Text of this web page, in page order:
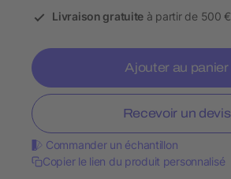
Livraison gratuite à partir de 500 €
Ajouter au panier
Recevoir un devis
Commander un échantillon
Copier le lien du produit personnalisé